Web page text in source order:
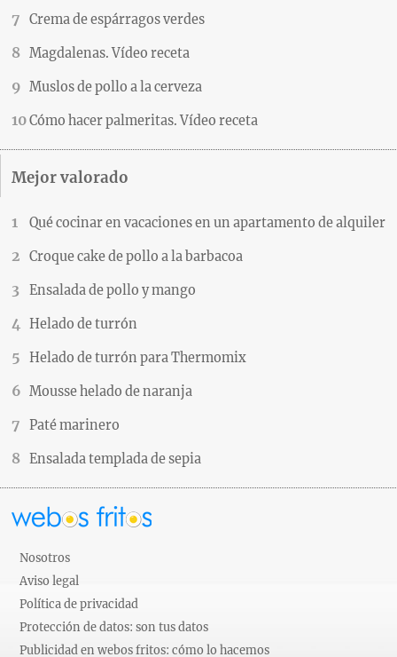
Crema de espárragos verdes
Magdalenas. Vídeo receta
Muslos de pollo a la cerveza
Cómo hacer palmeritas. Vídeo receta
Mejor valorado
Qué cocinar en vacaciones en un apartamento de alquiler
Croque cake de pollo a la barbacoa
Ensalada de pollo y mango
Helado de turrón
Helado de turrón para Thermomix
Mousse helado de naranja
Paté marinero
Ensalada templada de sepia
Nosotros
Aviso legal
Política de privacidad
Protección de datos: son tus datos
Publicidad en webos fritos: cómo lo hacemos